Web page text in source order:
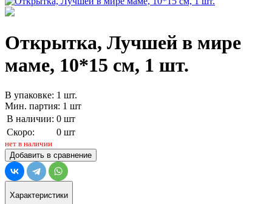
Открытка, Лучшей в мире
маме, 10*15 см, 1 шт.
В упаковке: 1 шт.
Мин. партия: 1 шт
В наличии: 0 шт
Скоро:
0 шт
нет в наличии
Добавить в сравнение
Характеристики